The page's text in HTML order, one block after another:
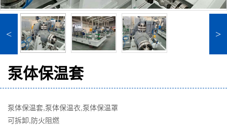
< >
泵体保温套
泵体保温套,泵体保温衣,泵体保温罩
可拆卸,防火阻燃